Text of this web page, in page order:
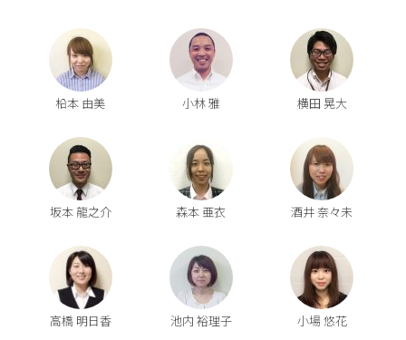
柗本 由美 小林 雅 横田 晃大
坂本 龍之介 森本 亜衣 酒井 奈々未
高橋 明日香 池内 裕理子 小場 悠花